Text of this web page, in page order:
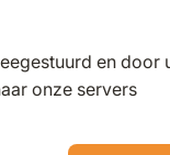
en door
onze servers